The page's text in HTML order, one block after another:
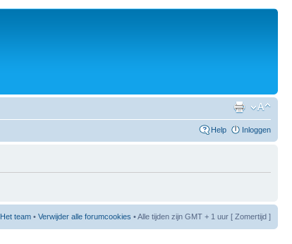
Help Inloggen
Het team • Verwijder alle forumcookies • Alle tijden zijn GMT + 1 uur [ Zomertijd ]